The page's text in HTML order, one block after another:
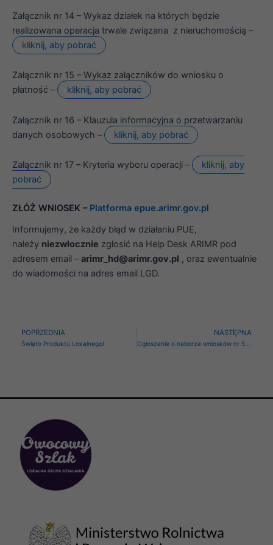
Załącznik nr 14 – Wykaz działek na których będzie
realizowana operacja trwale związana z nieruchomością –
kliknij, aby pobrać
Załącznik nr 15 – Wykaz załączników do wniosku o
płatność –
kliknij, aby pobrać
Załącznik nr 16 – Klauzula informacyjna o przetwarzaniu
danych osobowych –
kliknij, aby pobrać
Załącznik nr 17 – Kryteria wyboru operacji –
kliknij, aby
pobrać
ZŁÓŻ WNIOSEK – Platforma epue.arimr.gov.pl
Informujemy, że każdy błąd w działaniu PUE,
należy niezwłocznie zgłosić na Help Desk ARIMR pod
adresem email – arimr_hd@arimr.gov.pl , oraz ewentualnie
do wiadomości na adres email LGD.
POPRZEDNIA
Święto Produktu Lokalnego!
NASTĘPNA
Ogłoszenie o naborze wniosków nr 5/2025